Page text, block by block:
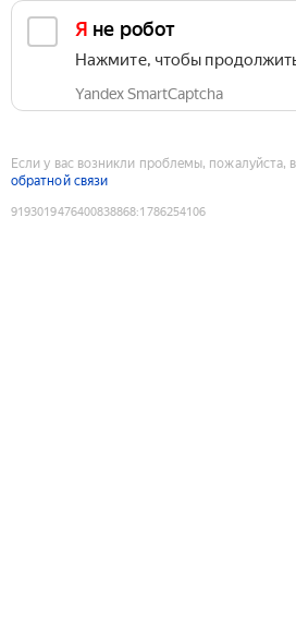
Я не робот
Нажмите, чтобы
Yandex SmartCaptcha
Если у вас возникли проблемы, пожалуйста,
обратной связи
9193019476400838868:1786254106